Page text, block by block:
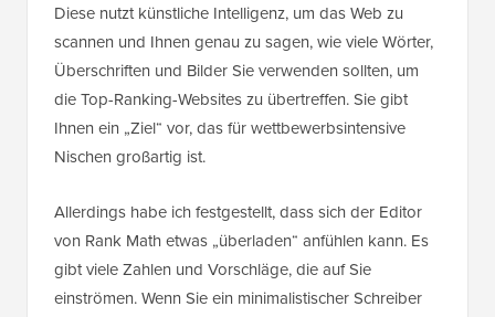
Diese nutzt künstliche Intelligenz, um das Web zu
scannen und Ihnen genau zu sagen, wie viele Wörter,
Überschriften und Bilder Sie verwenden sollten, um
die Top-Ranking-Websites zu übertreffen. Sie gibt
Ihnen ein „Ziel“ vor, das für wettbewerbsintensive
Nischen großartig ist.
Allerdings habe ich festgestellt, dass sich der Editor
von Rank Math etwas „überladen“ anfühlen kann. Es
gibt viele Zahlen und Vorschläge, die auf Sie
einströmen. Wenn Sie ein minimalistischer Schreiber